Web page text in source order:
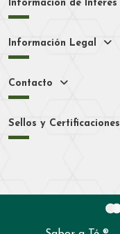
Información de Interés
Información Legal
Contacto
Sellos y Certificaciones